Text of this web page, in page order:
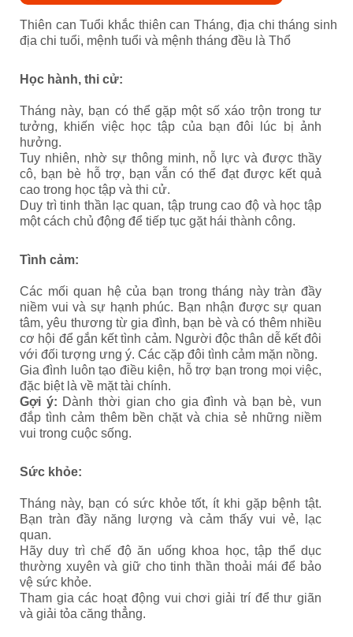
Thiên can Tuổi khắc thiên can Tháng, địa chi tháng sinh
địa chi tuổi, mệnh tuổi và mệnh tháng đều là Thổ
Học hành, thi cử:
Tháng này, bạn có thể gặp một số xáo trộn trong tư
tưởng, khiến việc học tập của bạn đôi lúc bị ảnh
hưởng.
Tuy nhiên, nhờ sự thông minh, nỗ lực và được thầy
cô, bạn bè hỗ trợ, bạn vẫn có thể đạt được kết quả
cao trong học tập và thi cử.
Duy trì tinh thần lạc quan, tập trung cao độ và học tập
một cách chủ động để tiếp tục gặt hái thành công.
Tình cảm:
Các mối quan hệ của bạn trong tháng này tràn đầy
niềm vui và sự hạnh phúc. Bạn nhận được sự quan
tâm, yêu thương từ gia đình, bạn bè và có thêm nhiều
cơ hội để gắn kết tình cảm. Người độc thân dễ kết đôi
với đối tượng ưng ý. Các cặp đôi tình cảm mặn nồng.
Gia đình luôn tạo điều kiện, hỗ trợ bạn trong mọi việc,
đặc biệt là về mặt tài chính.
Gợi ý: Dành thời gian cho gia đình và bạn bè, vun
đắp tình cảm thêm bền chặt và chia sẻ những niềm
vui trong cuộc sống.
Sức khỏe:
Tháng này, bạn có sức khỏe tốt, ít khi gặp bệnh tật.
Bạn tràn đầy năng lượng và cảm thấy vui vẻ, lạc
quan.
Hãy duy trì chế độ ăn uống khoa học, tập thể dục
thường xuyên và giữ cho tinh thần thoải mái để bảo
vệ sức khỏe.
Tham gia các hoạt động vui chơi giải trí để thư giãn
và giải tỏa căng thẳng.